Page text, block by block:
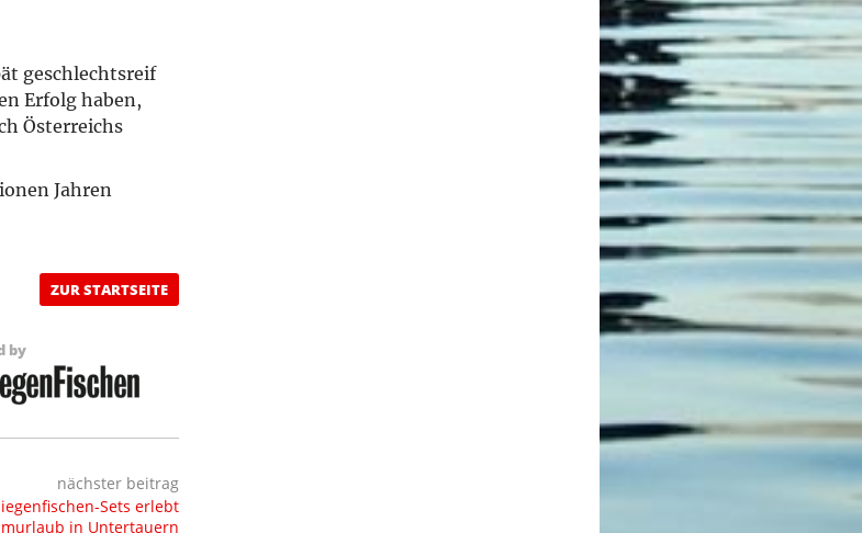
geschlechtsreif
Erfolg haben,
Österreichs
Jahren
ZUR STARTSEITE
by
nächster beitrag
Sets erlebt
in Untertauern